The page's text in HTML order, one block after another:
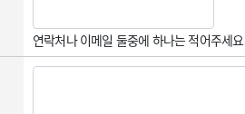
연락처나 이메일 둘중에 하나는 적어주세요